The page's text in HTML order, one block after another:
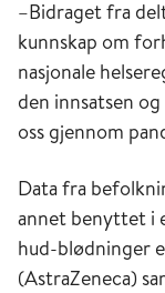
–Bidraget fra
kunnskap om
nasjonale
den innsatsen
oss gjennom
Data fra
annet benyttet i
hud-blødninger
(AstraZeneca)